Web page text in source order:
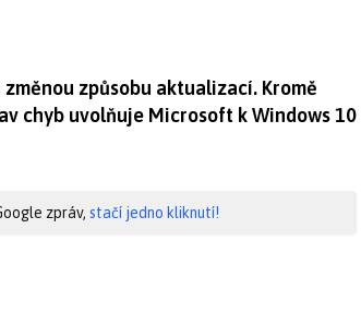
způsobu aktualizací. Kromě
chyb uvolňuje Microsoft k Windows 10
zpráv, stačí jedno kliknutí!